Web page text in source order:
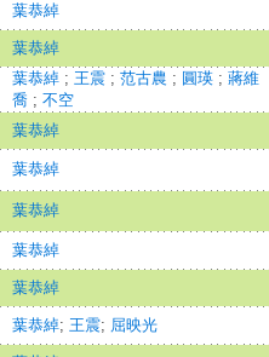
葉恭綽
葉恭綽
葉恭綽 ; 王震 ; 范古農 ; 圓瑛 ; 蔣維
喬 ; 不空
葉恭綽
葉恭綽
葉恭綽
葉恭綽
葉恭綽
葉恭綽; 王震; 屈映光